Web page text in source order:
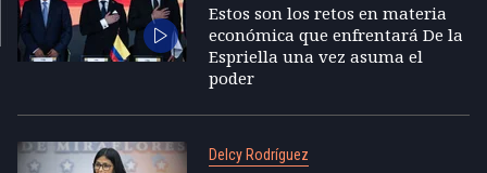
Estos son los retos en materia
económica que enfrentará De la
Espriella una vez asuma el
poder
Delcy Rodríguez